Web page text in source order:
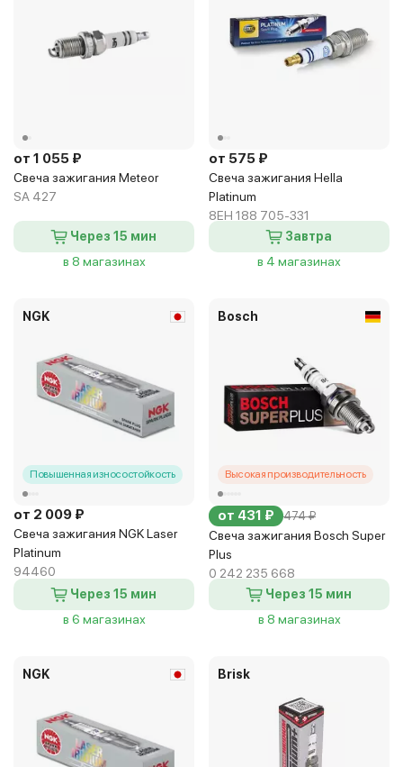
от 1 055 ₽
Свеча зажигания Meteor
SA 427
Через 15 мин
в 8 магазинах
от 575 ₽
Свеча зажигания Hella
Platinum
8EH 188 705-331
Завтра
в 4 магазинах
NGK
Повышенная износостойкость
от 2 009 ₽
Свеча зажигания NGK Laser
Platinum
94460
Через 15 мин
в 6 магазинах
Bosch
Высокая производительность
от 431 ₽ 474 ₽
Свеча зажигания Bosch Super
Plus
0 242 235 668
Через 15 мин
в 8 магазинах
NGK Brisk